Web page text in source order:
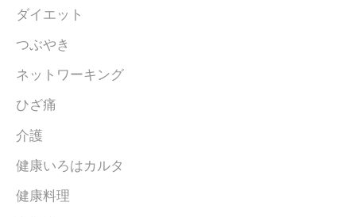
ダイエット
つぶやき
ネットワーキング
ひざ痛
介護
健康いろはカルタ
健康料理